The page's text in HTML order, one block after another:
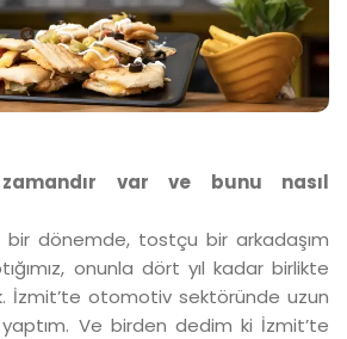
var ve bunu nasıl
bir dönemde, tostçu bir arkadaşım
onunla dört yıl kadar birlikte
İzmit’te otomotiv sektöründe uzun
Ve birden dedim ki İzmit’te